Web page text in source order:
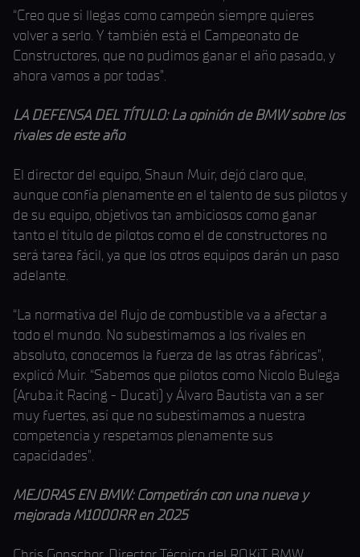
“Creo que si llegas como campeón siempre quieres
volver a serlo. Y también está el Campeonato de
Constructores, que no pudimos ganar el año pasado, y
ahora vamos a por todas”.
LA DEFENSA DEL TÍTULO: La opinión de BMW sobre los
rivales de este año
El director del equipo, Shaun Muir, dejó claro que,
aunque confía plenamente en el talento de sus pilotos y
de su equipo, objetivos tan ambiciosos como ganar
tanto el título de pilotos como el de constructores no
será tarea fácil, ya que los otros equipos darán un paso
adelante.
“La normativa del flujo de combustible va a afectar a
todo el mundo. No subestimamos a los rivales en
absoluto, conocemos la fuerza de las otras fábricas”,
explicó Muir. “Sabemos que pilotos como Nicolo Bulega
(Aruba.it Racing - Ducati) y Álvaro Bautista van a ser
muy fuertes, así que no subestimamos a nuestra
competencia y respetamos plenamente sus
capacidades”.
MEJORAS EN BMW: Competirán con una nueva y
mejorada M1000RR en 2025